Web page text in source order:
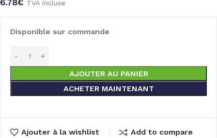
6.78€ TVA incluse
Disponible sur commande
AJOUTER AU PANIER
ACHETER MAINTENANT
Ajouter à la wishlist Add to compare